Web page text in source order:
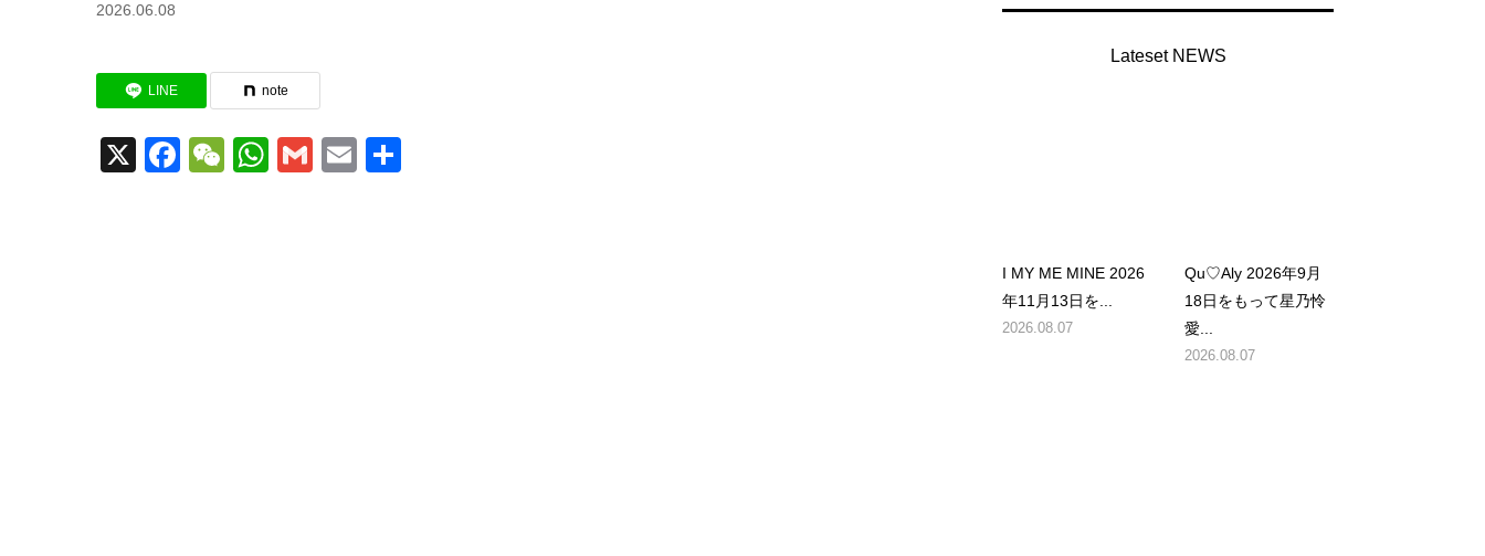
2026.06.08
LINE note
X Facebook
WeChat
WhatsApp
GmailEmail
Lateset NEWS
I MY ME MINE 2026
年11月13日を...
2026.08.07
Qu♡Aly 2026年9月
18日をもって星乃怜
愛...
2026.08.07